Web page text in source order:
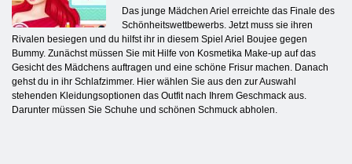
Das junge Mädchen Ariel erreichte das Finale des
Schönheitswettbewerbs. Jetzt muss sie ihren
Rivalen besiegen und du hilfst ihr in diesem Spiel Ariel Boujee gegen
Bummy. Zunächst müssen Sie mit Hilfe von Kosmetika Make-up auf das
Gesicht des Mädchens auftragen und eine schöne Frisur machen. Danach
gehst du in ihr Schlafzimmer. Hier wählen Sie aus den zur Auswahl
stehenden Kleidungsoptionen das Outfit nach Ihrem Geschmack aus.
Darunter müssen Sie Schuhe und schönen Schmuck abholen.